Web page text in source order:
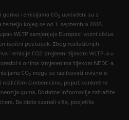
i emisijama CO2 usklađeni su s
kojeg se od 1. septembra 2018.
WLTP zamjenjuje Europski vozni ciklus
ispitni postupak. Zbog realističnijih
i emisije CO2 izmjereni tijekom WLTP-a u
s onima izmjerenima tijekom NEDC-a.
CO2 mogu se razlikovati ovisno o
različitim čimbenicima, poput konkretne
guma. Dodatne informacije zatražite
Da biste saznali više, posjetite